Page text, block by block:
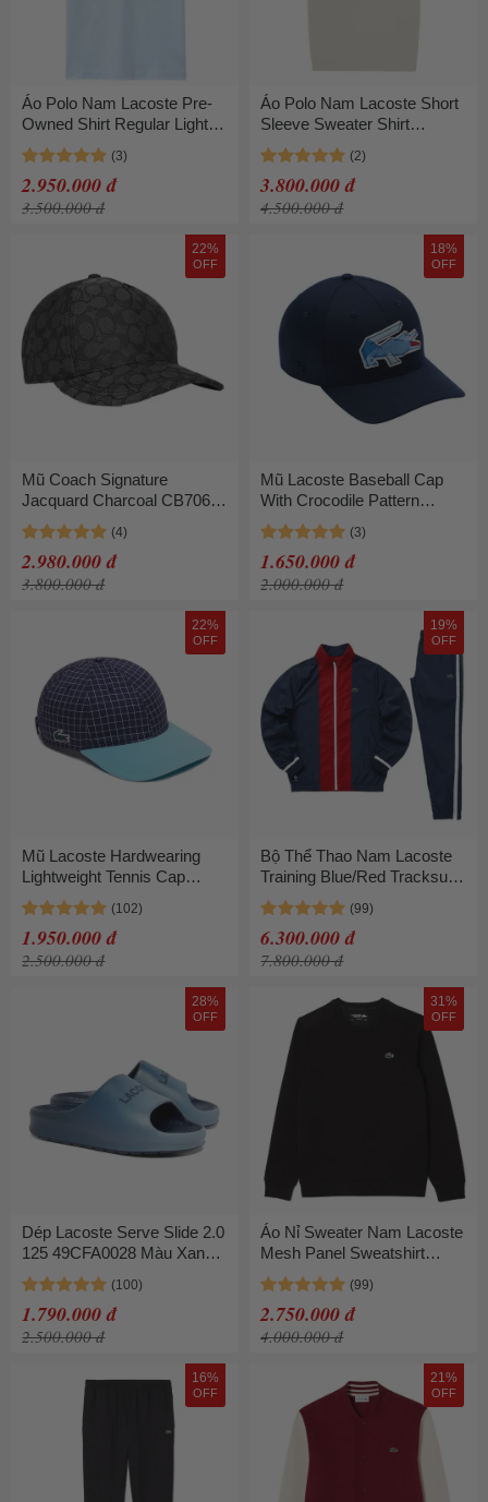
Áo Polo Nam Lacoste Pre-
Owned Shirt Regular Light
Blue Màu Xanh Nhạt Size 2
2.950.000 đ
3.500.000 đ
Áo Polo Nam Lacoste Short
Sleeve Sweater Shirt
Regular Fit PH943E I18
Beige Màu Be Size 3
3.800.000 đ
4.500.000 đ
22%
OFF
Mũ Coach Signature
Jacquard Charcoal CB706-
CHR Màu Đen
2.980.000 đ
3.800.000 đ
18%
OFF
Mũ Lacoste Baseball Cap
With Crocodile Pattern
RK3385 10 166 Màu Xanh
Navy
1.650.000 đ
2.000.000 đ
22%
OFF
Mũ Lacoste Hardwearing
Lightweight Tennis Cap
RK1097 RI4 Màu Xanh Kẻ
1.950.000 đ
2.500.000 đ
19%
OFF
Bộ Thể Thao Nam Lacoste
Training Blue/Red Tracksuit
Set WH7581-1 Màu Xanh
Đỏ Size S
6.300.000 đ
7.800.000 đ
28%
OFF
Dép Lacoste Serve Slide 2.0
125 49CFA0028 Màu Xanh
Size 6
1.790.000 đ
2.500.000 đ
31%
OFF
Áo Nỉ Sweater Nam Lacoste
Mesh Panel Sweatshirt
SH9604 C31 Màu Đen Size
5
2.750.000 đ
4.000.000 đ
16%
OFF
21%
OFF